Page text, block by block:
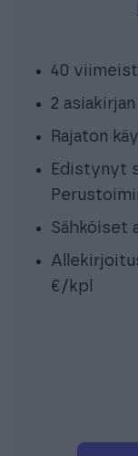
40
2
Rajaton
Edistynyt
Sähköiset
€/kpl